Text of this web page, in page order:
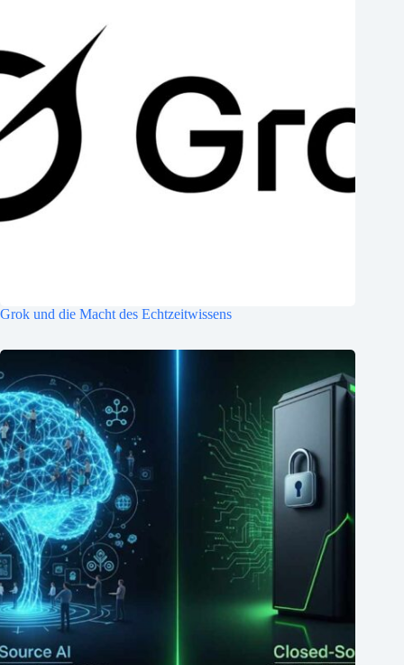
Grok und die Macht des Echtzeitwissens